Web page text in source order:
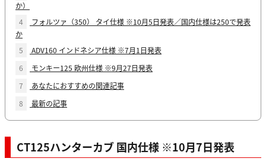
か）
4
フォルツァ（350） タイ仕様 ※10月5日発表／国内仕様は250で発表
か
5
ADV160 インドネシア仕様 ※7月1日発表
6
モンキー125 欧州仕様 ※9月27日発表
7
あなたにおすすめの関連記事
8
最新の記事
CT125ハンターカブ 国内仕様 ※10月7日発表